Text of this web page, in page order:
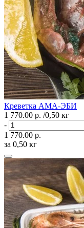
Креветка АМА-ЭБИ
1 770.00 р. /0,50 кг
-
1 770.00 р.
за 0,50 кг